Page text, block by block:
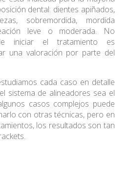
dental: dientes apiñados,
sobremordida, mordida
leve o moderada. No
iniciar el tratamiento es
una valoración por parte del
cada caso en detalle
sistema de alineadores sea el
casos complejos puede
con otras técnicas, pero en
los resultados son tan